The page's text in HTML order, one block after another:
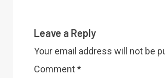
Leave a Reply
Your email address will not be
Comment*